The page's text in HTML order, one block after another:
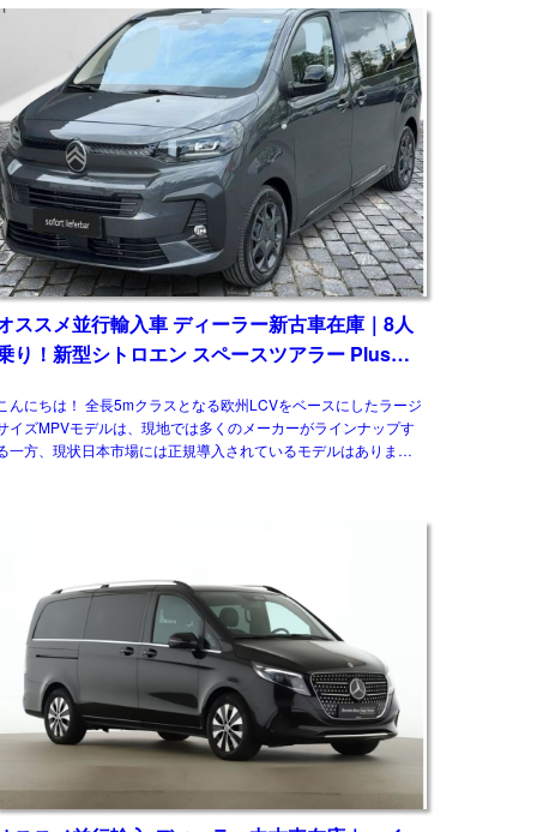
ススメ並行輸入車 ディーラー新古車在庫｜8人
り！新型シトロエン スペースツアラー Plus
んにちは！ 全長5mクラスとなる欧州LCVをベースにしたラージ
イズMPVモデルは、現地では多くのメーカーがラインナップす
一方、現状日本市場には正規導入されているモデルはありませ